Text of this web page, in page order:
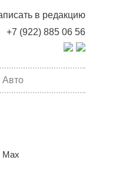
в редакцию
+7 (922) 885 06 56
Авто